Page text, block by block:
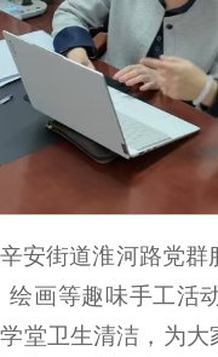
安街道淮河路党
画等趣味手工活
堂卫生清洁，为